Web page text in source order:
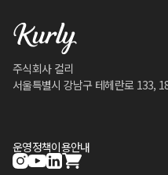
주식회사 컬리
서울특별시 강남구 테헤란로 133,
운영정책이용안내